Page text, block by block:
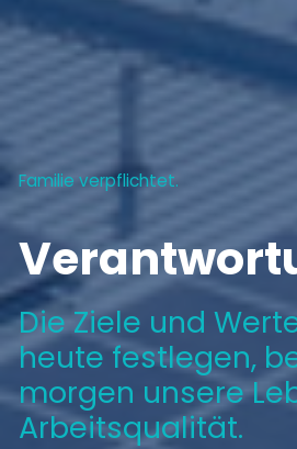
Familie verpflichtet.
Die Ziele und
heute festlegen,
morgen unsere
Arbeitsqualität.